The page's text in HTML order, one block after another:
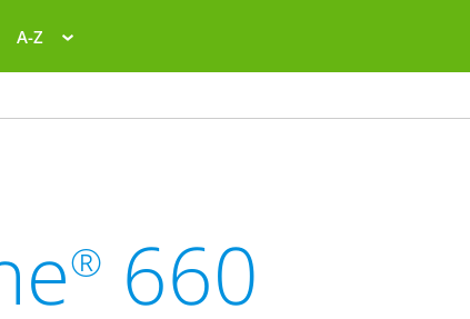
A-Z
® 660